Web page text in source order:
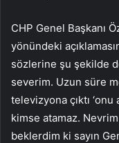
CHP Genel Başkanı
yönündeki
sözlerine şu şekilde
severim. Uzun süre
televizyona çıktı
kimse atamaz.
beklerdim ki sayın